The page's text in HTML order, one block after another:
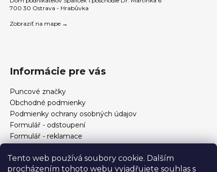
Tento web používá soubory cookie. Dalším
procházením tohoto webu vyjadřujete souhlas s
700 30 Ostrava - Hrabůvka
Zobraziť na mape →
Informácie pre vás
Puncové značky
Obchodné podmienky
Podmienky ochrany osobných údajov
Formulář - odstoupení
Formulář - reklamace
Ako určiť veľkosť prsteňa
Ako si vybrať šperky?